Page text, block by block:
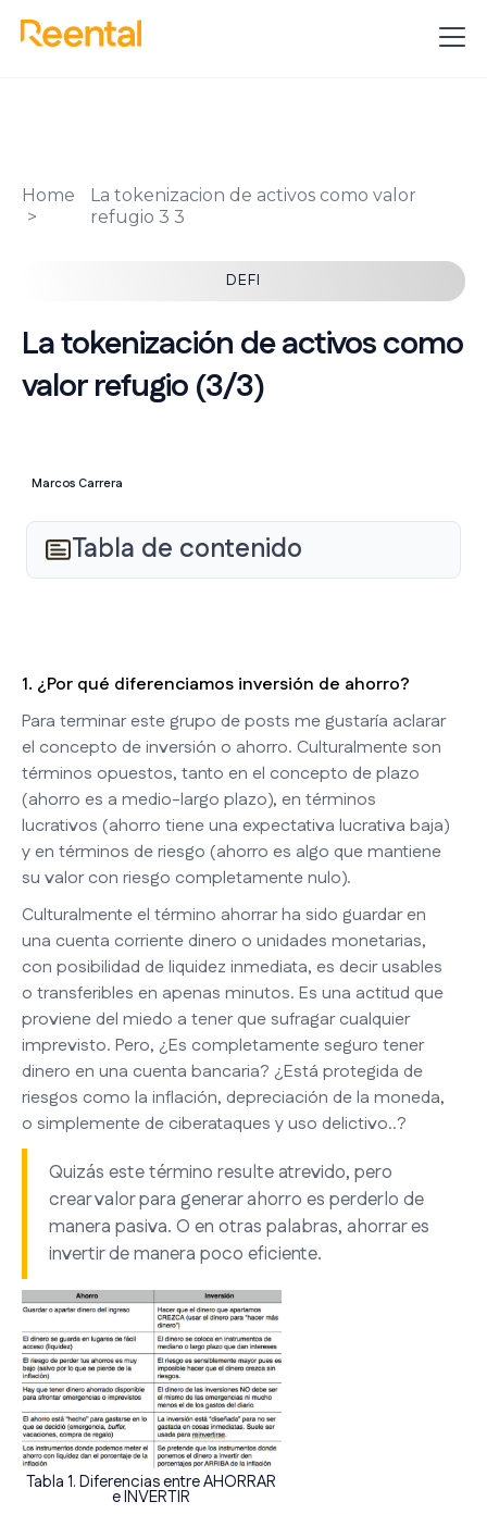
Home
La tokenizacion de activos como valor
refugio 3 3
DEFI
La tokenización de activos como
valor refugio (3/3)
Marcos Carrera
Tabla de contenido
1. ¿Por qué diferenciamos inversión de ahorro?
Para terminar este grupo de posts me gustaría aclarar
el concepto de inversión o ahorro. Culturalmente son
términos opuestos, tanto en el concepto de plazo
(ahorro es a medio-largo plazo), en términos
lucrativos (ahorro tiene una expectativa lucrativa baja)
y en términos de riesgo (ahorro es algo que mantiene
su valor con riesgo completamente nulo).
Culturalmente el término ahorrar ha sido guardar en
una cuenta corriente dinero o unidades monetarias,
con posibilidad de liquidez inmediata, es decir usables
o transferibles en apenas minutos. Es una actitud que
proviene del miedo a tener que sufragar cualquier
imprevisto. Pero, ¿Es completamente seguro tener
dinero en una cuenta bancaria? ¿Está protegida de
riesgos como la inflación, depreciación de la moneda,
o simplemente de ciberataques y uso delictivo..?
Quizás este término resulte atrevido, pero
crear valor para generar ahorro es perderlo de
manera pasiva. O en otras palabras, ahorrar es
invertir de manera poco eficiente.
Tabla 1. Diferencias entre AHORRAR
e INVERTIR